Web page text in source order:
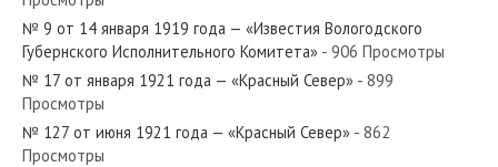
№ 172 от июля 1928 года — «Красный Север»
№ 188 от августа 1973 года — «Красный Север»
№ 9 от 14 января 1919 года — «Известия Вологодского
Губернского Исполнительного Комитета» - 906 Просмотры
№ 17 от января 1921 года — «Красный Север» - 899
Просмотры
№ 127 от июня 1921 года — «Красный Север» - 862
Просмотры